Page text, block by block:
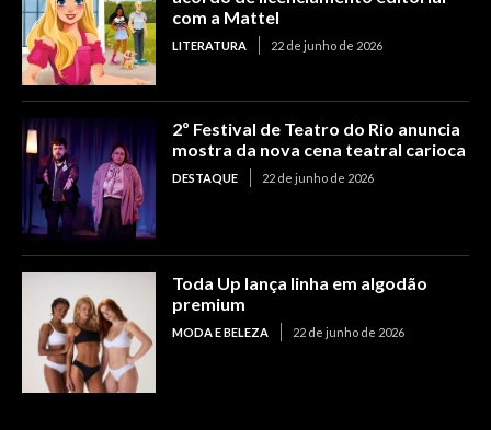
com a Mattel
LITERATURA 22 de junho de 2026
2º Festival de Teatro do Rio anuncia
mostra da nova cena teatral carioca
DESTAQUE 22 de junho de 2026
Toda Up lança linha em algodão
premium
MODA E BELEZA 22 de junho de 2026